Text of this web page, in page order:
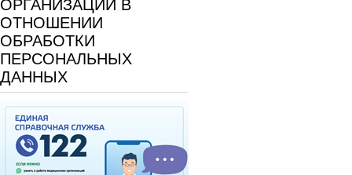
ОРГАНИЗАЦИИ В
ОТНОШЕНИИ
ОБРАБОТКИ
ПЕРСОНАЛЬНЫХ
ДАННЫХ